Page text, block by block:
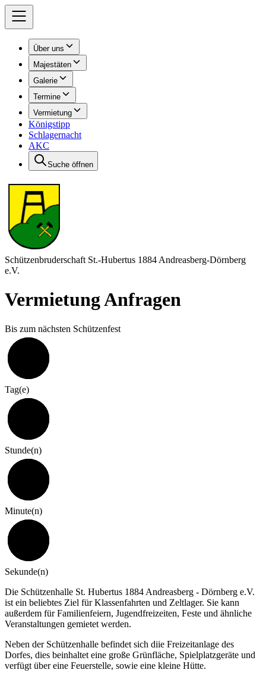
Über uns
Majestäten
Galerie
Termine
Vermietung
Königstipp
Schlagernacht
AKC
Suche öffnen
Schützenbruderschaft St.-Hubertus 1884 Andreasberg-Dörnberg
e.V.
Vermietung Anfragen
Bis zum nächsten Schützenfest
Tag(e)
Stunde(n)
Minute(n)
Sekunde(n)
Die Schützenhalle St. Hubertus 1884 Andreasberg - Dörnberg e.V.
ist ein beliebtes Ziel für Klassenfahrten und Zeltlager. Sie kann
außerdem für Familienfeiern, Jugendfreizeiten, Feste und ähnliche
Veranstaltungen gemietet werden.
Neben der Schützenhalle befindet sich diie Freizeitanlage des
Dorfes, dies beinhaltet eine große Grünfläche, Spielplatzgeräte und
verfügt über eine Feuerstelle, sowie eine kleine Hütte.